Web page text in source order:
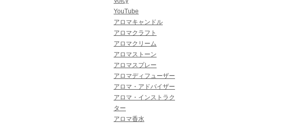
YouTube
アロマキャンドル
アロマクラフト
アロマクリーム
アロマストーン
アロマスプレー
アロマディフューザー
アロマ・アドバイザー
アロマ・インストラク
ター
アロマ香水